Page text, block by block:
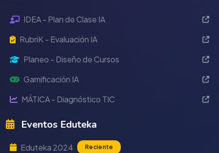
IDEA - Plan de Clase IA
RubriK - Evaluación IA
Planeo - Diseño de Cursos
Gamificación IA
MÁTICA - Diagnóstico TIC
Eventos Eduteka
Eduteka 2024 Reciente